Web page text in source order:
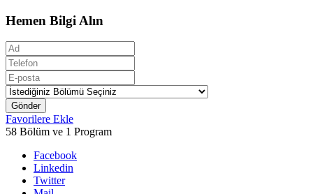
Hemen Bilgi Alın
Gönder
Favorilere Ekle
58 Bölüm ve 1 Program
Facebook
Linkedin
Twitter